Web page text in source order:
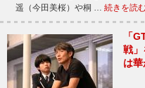
遥（今田美桜）や桐 … 続きを読
「
戦」
は華